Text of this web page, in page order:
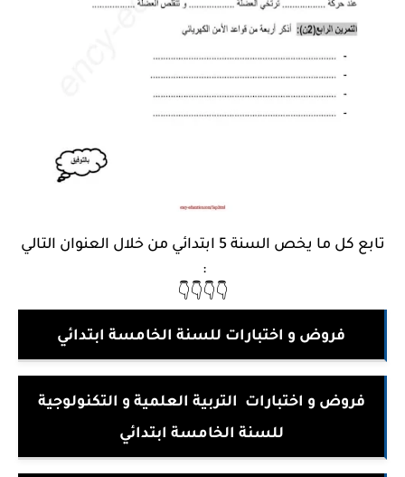
تابع كل ما يخص السنة 5 ابتدائي من خلال العنوان التالي
:
👇👇👇👇
فروض و اختبارات للسنة الخامسة ابتدائي
فروض و اختبارات التربية العلمية و التكنولوجية
للسنة الخامسة ابتدائي